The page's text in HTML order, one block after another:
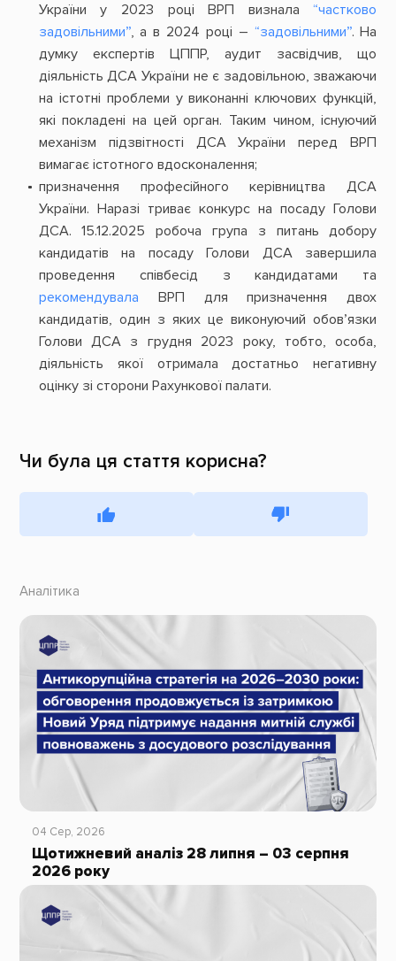
України у 2023 році ВРП визнала “частково
задовільними”, а в 2024 році – “задовільними”. На
думку експертів ЦППР, аудит засвідчив, що
діяльність ДСА України не є задовільною, зважаючи
на істотні проблеми у виконанні ключових функцій,
які покладені на цей орган. Таким чином, існуючий
механізм підзвітності ДСА України перед ВРП
вимагає істотного вдосконалення;
призначення професійного керівництва ДСА
України. Наразі триває конкурс на посаду Голови
ДСА. 15.12.2025 робоча група з питань добору
кандидатів на посаду Голови ДСА завершила
проведення співбесід з кандидатами та
рекомендувала ВРП для призначення двох
кандидатів, один з яких це виконуючий обов’язки
Голови ДСА з грудня 2023 року, тобто, особа,
діяльність якої отримала достатньо негативну
оцінку зі сторони Рахункової палати.
Чи була ця стаття корисна?
Аналітика
04 Сер, 2026
Щотижневий аналіз 28 липня – 03 серпня
2026 року